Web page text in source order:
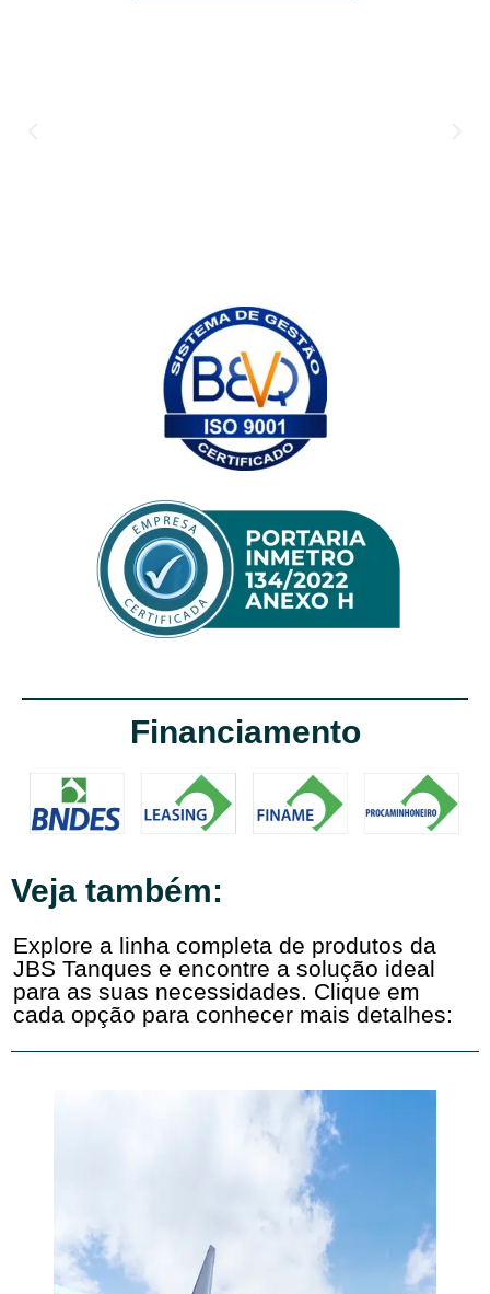
Financiamento
Veja também:
Explore a linha completa de produtos da
JBS Tanques e encontre a solução ideal
para as suas necessidades. Clique em
cada opção para conhecer mais detalhes: